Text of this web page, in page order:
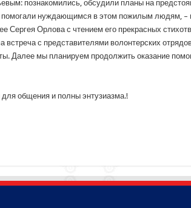
познакомились, обсудили планы на
помогали нуждающимся в этом пожилым людям, –
Сергея Орлова с чтением его прекрасных
с представителями волонтерских
Далее мы планируем продолжить оказание
общения и полны энтузиазма.!